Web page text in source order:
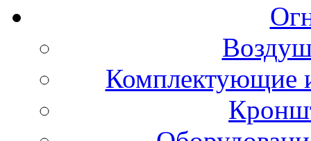
Комплектующие